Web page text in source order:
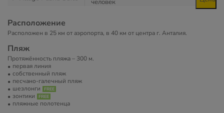
человек
Расположение
Расположен в 25 км от аэропорта, в 40 км от центра г. Анталия.
Пляж
Протяжённость пляжа – 300 м.
первая линия
собственный пляж
песчано-галечный пляж
шезлонги
зонтики
пляжные полотенца